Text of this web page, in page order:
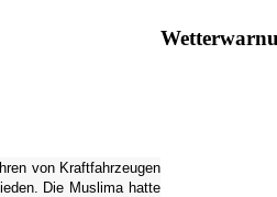
von Kraftfahrzeugen
Die Muslima hatte